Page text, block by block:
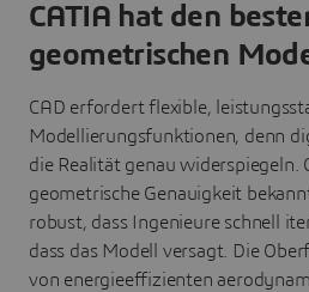
CATIA hat den
geometrischen
CAD erfordert flexible,
Modellierungsfunktionen, denn
die Realität genau widerspiegeln.
geometrische Genauigkeit
robust, dass Ingenieure schnell
dass das Modell versagt. Die
von energieeffizienten